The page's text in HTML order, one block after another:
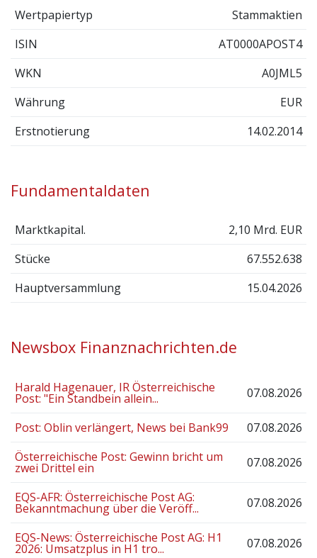
Wertpapiertyp
Stammaktien
ISIN
AT0000APOST4
WKN
A0JML5
Währung
EUR
Erstnotierung
14.02.2014
Fundamentaldaten
Marktkapital.
2,10 Mrd. EUR
Stücke
67.552.638
Hauptversammlung
15.04.2026
Newsbox Finanznachrichten.de
Harald Hagenauer, IR Österreichische
Post: "Ein Standbein allein... 07.08.2026
Post: Oblin verlängert, News bei Bank99
07.08.2026
Österreichische Post: Gewinn bricht um
zwei Drittel ein 07.08.2026
EQS-AFR: Österreichische Post AG:
Bekanntmachung über die Veröff... 07.08.2026
EQS-News: Österreichische Post AG: H1
2026: Umsatzplus in H1 tro... 07.08.2026